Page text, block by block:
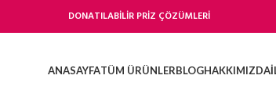
DONATILABİLİR PRİZ ÇÖZÜMLERİ
ANASAYFATÜM ÜRÜNLERBLOGHAKKIMIZDA